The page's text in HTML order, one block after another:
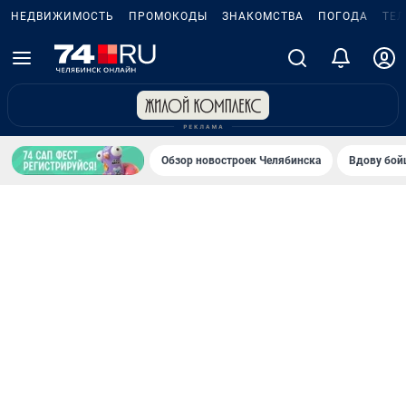
НЕДВИЖИМОСТЬ ПРОМОКОДЫ ЗНАКОМСТВА ПОГОДА
Обзор новостроек Челябинска Вдову